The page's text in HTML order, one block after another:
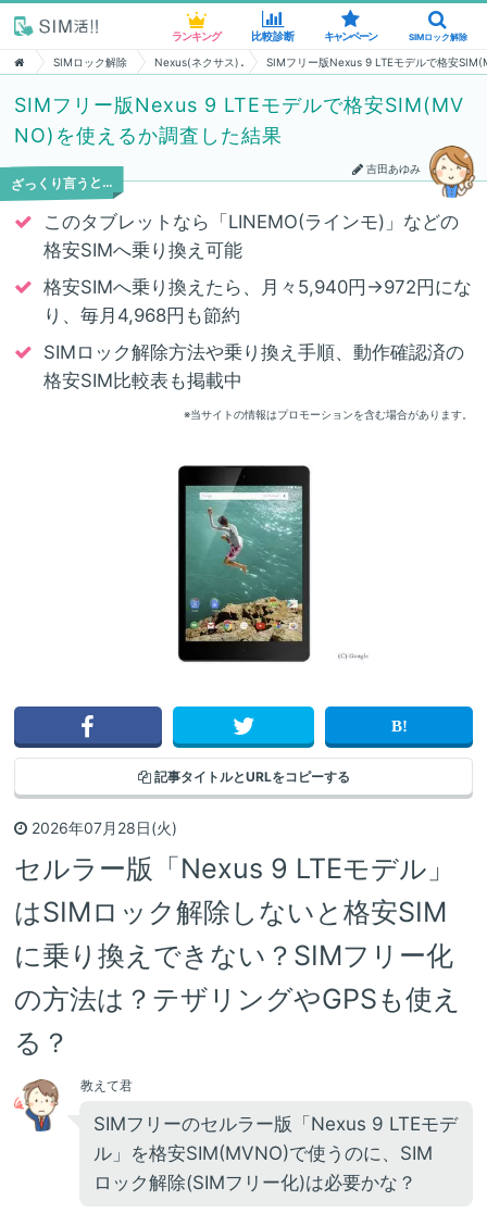
ランキング 比較診断 キャンペーン SIMロック解除
SIMロック解除 Nexus(ネクサス) SIMフリー版Nexus 9 LTEモデルで格安
SIMフリー版Nexus 9 LTEモデルで格安SIM(MV
NO)を使えるか調査した結果
吉田あゆみ
ざっくり言うと…
このタブレットなら「LINEMO(ラインモ)」などの
格安SIMへ乗り換え可能
格安SIMへ乗り換えたら、月々5,940円→972円にな
り、毎月4,968円も節約
SIMロック解除方法や乗り換え手順、動作確認済の
格安SIM比較表も掲載中
※当サイトの情報はプロモーションを含む場合があります。
記事タイトルとURLをコピーする
2026年07月28日(火)
セルラー版「Nexus 9 LTEモデル」
はSIMロック解除しないと格安SIM
に乗り換えできない？SIMフリー化
の方法は？テザリングやGPSも使え
る？
教えて君
SIMフリーのセルラー版「Nexus 9 LTEモデ
ル」を格安SIM(MVNO)で使うのに、SIM
ロック解除(SIMフリー化)は必要かな？
ランキング 比較診断 キャンペーン SIMロック解除